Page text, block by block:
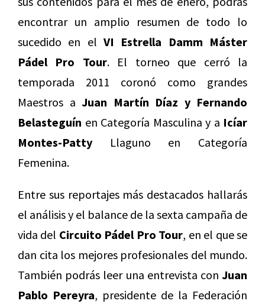
encontrar un amplio resumen de todo lo
sucedido en el VI Estrella Damm Máster
Pádel Pro Tour. El torneo que cerró la
temporada 2011 coronó como grandes
Maestros a Juan Martín Díaz y Fernando
Belasteguín en Categoría Masculina y a Icíar
Montes-Patty Llaguno en Categoría
Femenina.
Entre sus reportajes más destacados hallarás
el análisis y el balance de la sexta campaña de
vida del Circuito Pádel Pro Tour, en el que se
dan cita los mejores profesionales del mundo.
También podrás leer una entrevista con Juan
Pablo Pereyra, presidente de la Federación